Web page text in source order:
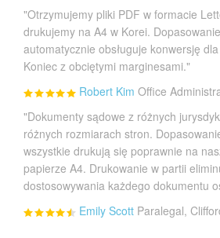
"Otrzymujemy pliki PDF w formacie
drukujemy na A4 w Korei.
automatycznie obsługuje konwersję
Koniec z obciętymi marginesami."
Robert Kim Office
"Dokumenty sądowe z różnych
różnych rozmiarach stron.
wszystkie drukują się poprawnie na
papierze A4. Drukowanie w partii
dostosowywania każdego dokumentu
Emily Scott Paralegal,